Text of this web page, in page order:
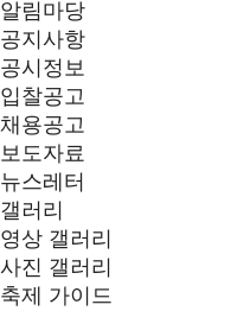
알림마당
공지사항
공시정보
입찰공고
채용공고
보도자료
뉴스레터
갤러리
영상 갤러리
사진 갤러리
축제 가이드